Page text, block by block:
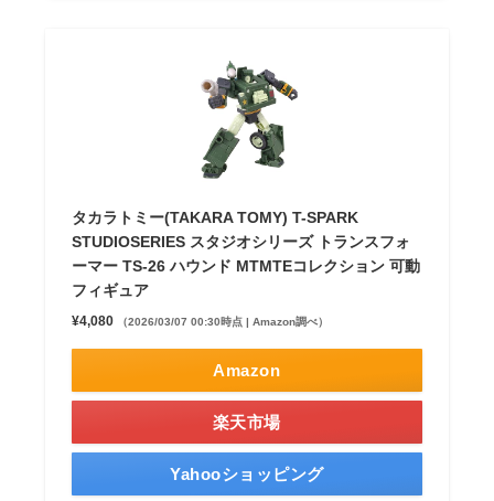
タカラトミー(TAKARA TOMY) T-SPARK
STUDIOSERIES スタジオシリーズ トランスフォ
ーマー TS-26 ハウンド MTMTEコレクション 可動
フィギュア
¥4,080 （2026/03/07 00:30時点 | Amazon調べ）
Amazon
楽天市場
Yahooショッピング